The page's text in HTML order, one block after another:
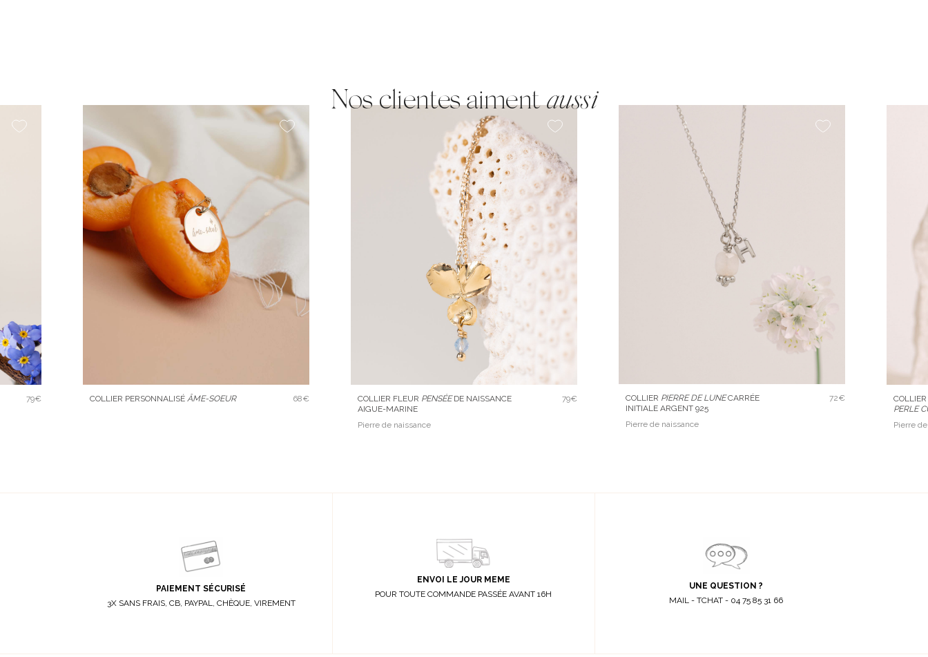
Nos clientes aimentaussi
79€ COLLIER PERSONNALISÉ ÂME-SOEUR 68€ COLLIER FLEUR PENSÉEDE NAISSANCE
AIGUE-MARINE
Pierre de naissance
79€ COLLIER PIERRE DE LUNECARRÉE
INITIALE ARGENT 925
Pierre de naissance
72€
PERLE
Pierre
PAIEMENT SÉCURISÉ
3X SANS FRAIS, CB, PAYPAL, CHÈQUE, VIREMENT
ENVOI LE JOUR MEME
POUR TOUTE COMMANDE PASSÉE AVANT 16H
UNE QUESTION ?
MAIL - TCHAT - 04 75 85 31 66